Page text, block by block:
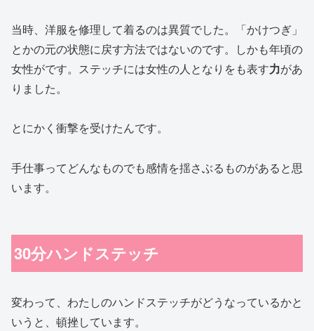
当時、洋服を修理して着るのは異質でした。「かけつぎ」
とかの元の状態に戻す方法ではないのです。しかも年頃の
女性がです。ステッチには女性の人となりをも表す力があ
りました。
とにかく衝撃を受けたんです。
手仕事ってどんなものでも感情を揺さぶるものがあると思
います。
30分ハンドステッチ
変わって、わたしのハンドステッチがどうなっているかと
いうと、頓挫しています。